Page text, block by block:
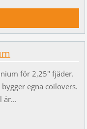
för 2,25" fjäder.
egna coilovers.
är...